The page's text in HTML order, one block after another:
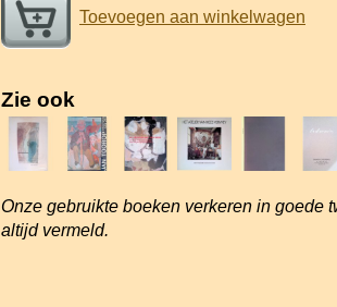
Toevoegen aan winkelwagen
Zie ook
Onze gebruikte boeken verkeren in goede
altijd vermeld.